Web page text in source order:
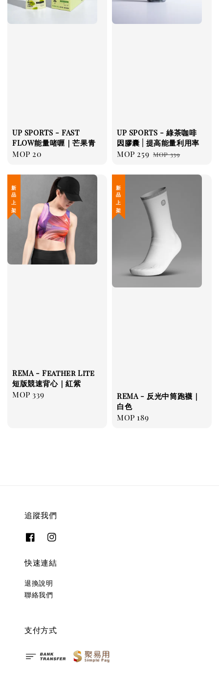
UP SPORTS - FAST
FLOW能量啫喱｜芒果青
Regular
MOP 20
UP SPORTS - 綠茶咖啡
因膠囊 | 提高能量利用率
Sale
MOP 259 Regular
MOP 339
新 品 上 架
REMA - Feather Lite
短版競速背心｜紅紫
Regular
MOP 339
新 品 上 架
REMA - 反光中筒跑襪｜
白色
Regular
MOP 189
追蹤我們
快速連結
退換說明
聯絡我們
支付方式